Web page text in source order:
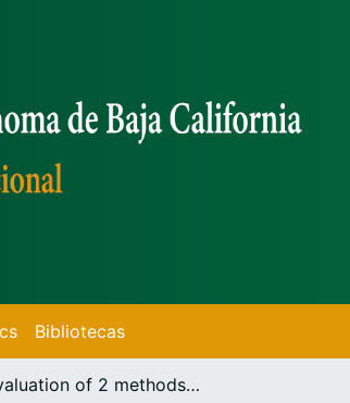
Bibliotecas
Evaluation of 2 methods of ex situ incubation for sea turtle eggs in terms of nest temperature, hatching success, and hatchling quality